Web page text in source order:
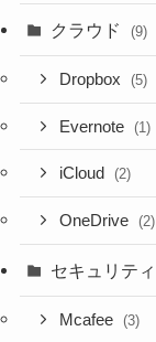
クラウド (9)
Dropbox (5)
Evernote (1)
iCloud (2)
OneDrive (2)
セキュリティ
Mcafee (3)